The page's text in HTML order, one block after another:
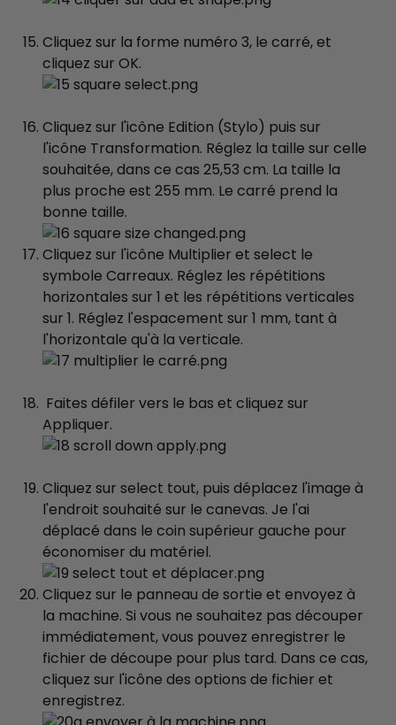
Cliquez sur la forme numéro 3, le carré, et
cliquez sur OK.
Cliquez sur l'icône Edition (Stylo) puis sur
l'icône Transformation. Réglez la taille sur celle
souhaitée, dans ce cas 25,53 cm. La taille la
plus proche est 255 mm. Le carré prend la
bonne taille.
Cliquez sur l'icône Multiplier et select le
symbole Carreaux. Réglez les répétitions
horizontales sur 1 et les répétitions verticales
sur 1. Réglez l'espacement sur 1 mm, tant à
l'horizontale qu'à la verticale.
Faites défiler vers le bas et cliquez sur
Appliquer.
Cliquez sur select tout, puis déplacez l'image à
l'endroit souhaité sur le canevas. Je l'ai
déplacé dans le coin supérieur gauche pour
économiser du matériel.
Cliquez sur le panneau de sortie et envoyez à
la machine. Si vous ne souhaitez pas découper
immédiatement, vous pouvez enregistrer le
fichier de découpe pour plus tard. Dans ce cas,
cliquez sur l'icône des options de fichier et
enregistrez.